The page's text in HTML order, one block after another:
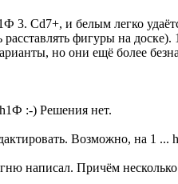
3. Сd7+, и белым легко
фигуры на
но они ещё более
:-) Решения нет.
Возможно, на 1
написал. Причём